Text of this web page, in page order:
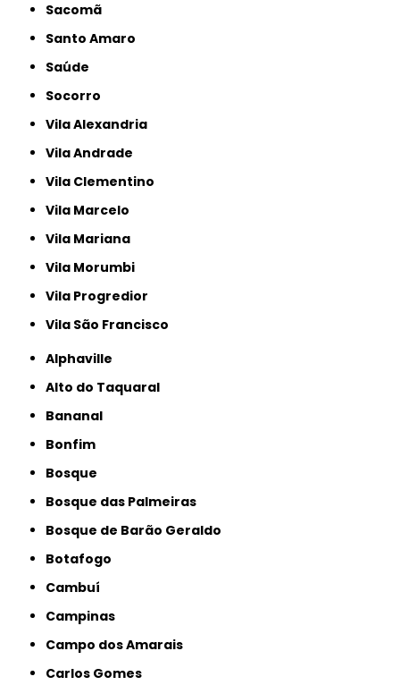
Sacomã
Santo Amaro
Saúde
Socorro
Vila Alexandria
Vila Andrade
Vila Clementino
Vila Marcelo
Vila Mariana
Vila Morumbi
Vila Progredior
Vila São Francisco
Alphaville
Alto do Taquaral
Bananal
Bonfim
Bosque
Bosque das Palmeiras
Bosque de Barão Geraldo
Botafogo
Cambuí
Campinas
Campo dos Amarais
Carlos Gomes